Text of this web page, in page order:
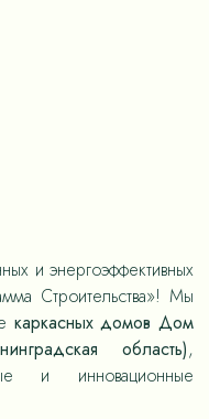
и энергоэффективных
Строительства»! Мы
каркасных домов Дом
область),
и инновационные